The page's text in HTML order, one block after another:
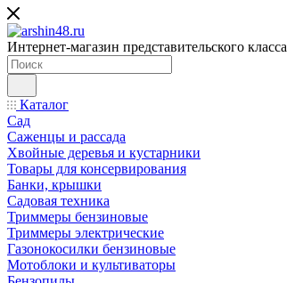
Интернет-магазин представительского класса
Каталог
Сад
Саженцы и рассада
Хвойные деревья и кустарники
Товары для консервирования
Банки, крышки
Садовая техника
Триммеры бензиновые
Триммеры электрические
Газонокосилки бензиновые
Мотоблоки и культиваторы